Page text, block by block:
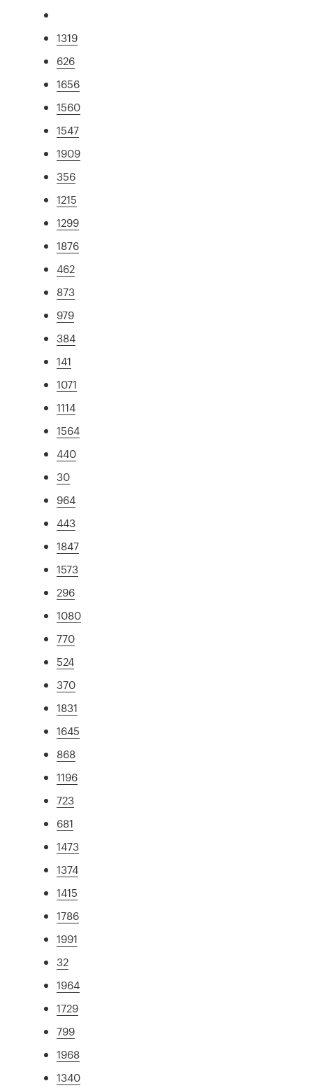
1319
626
1656
1560
1547
1909
356
1215
1299
1876
462
873
979
384
141
1071
1114
1564
440
30
964
443
1847
1573
296
1080
770
524
370
1831
1645
868
1196
723
681
1473
1374
1415
1786
1991
32
1964
1729
799
1968
1340